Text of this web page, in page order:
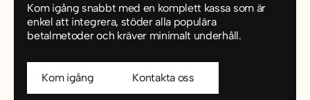
Kom igång snabbt med en komplett kassa som är
enkel att integrera, stöder alla populära
betalmetoder och kräver minimalt underhåll.
Kom igång Kontakta oss
Kontakta oss